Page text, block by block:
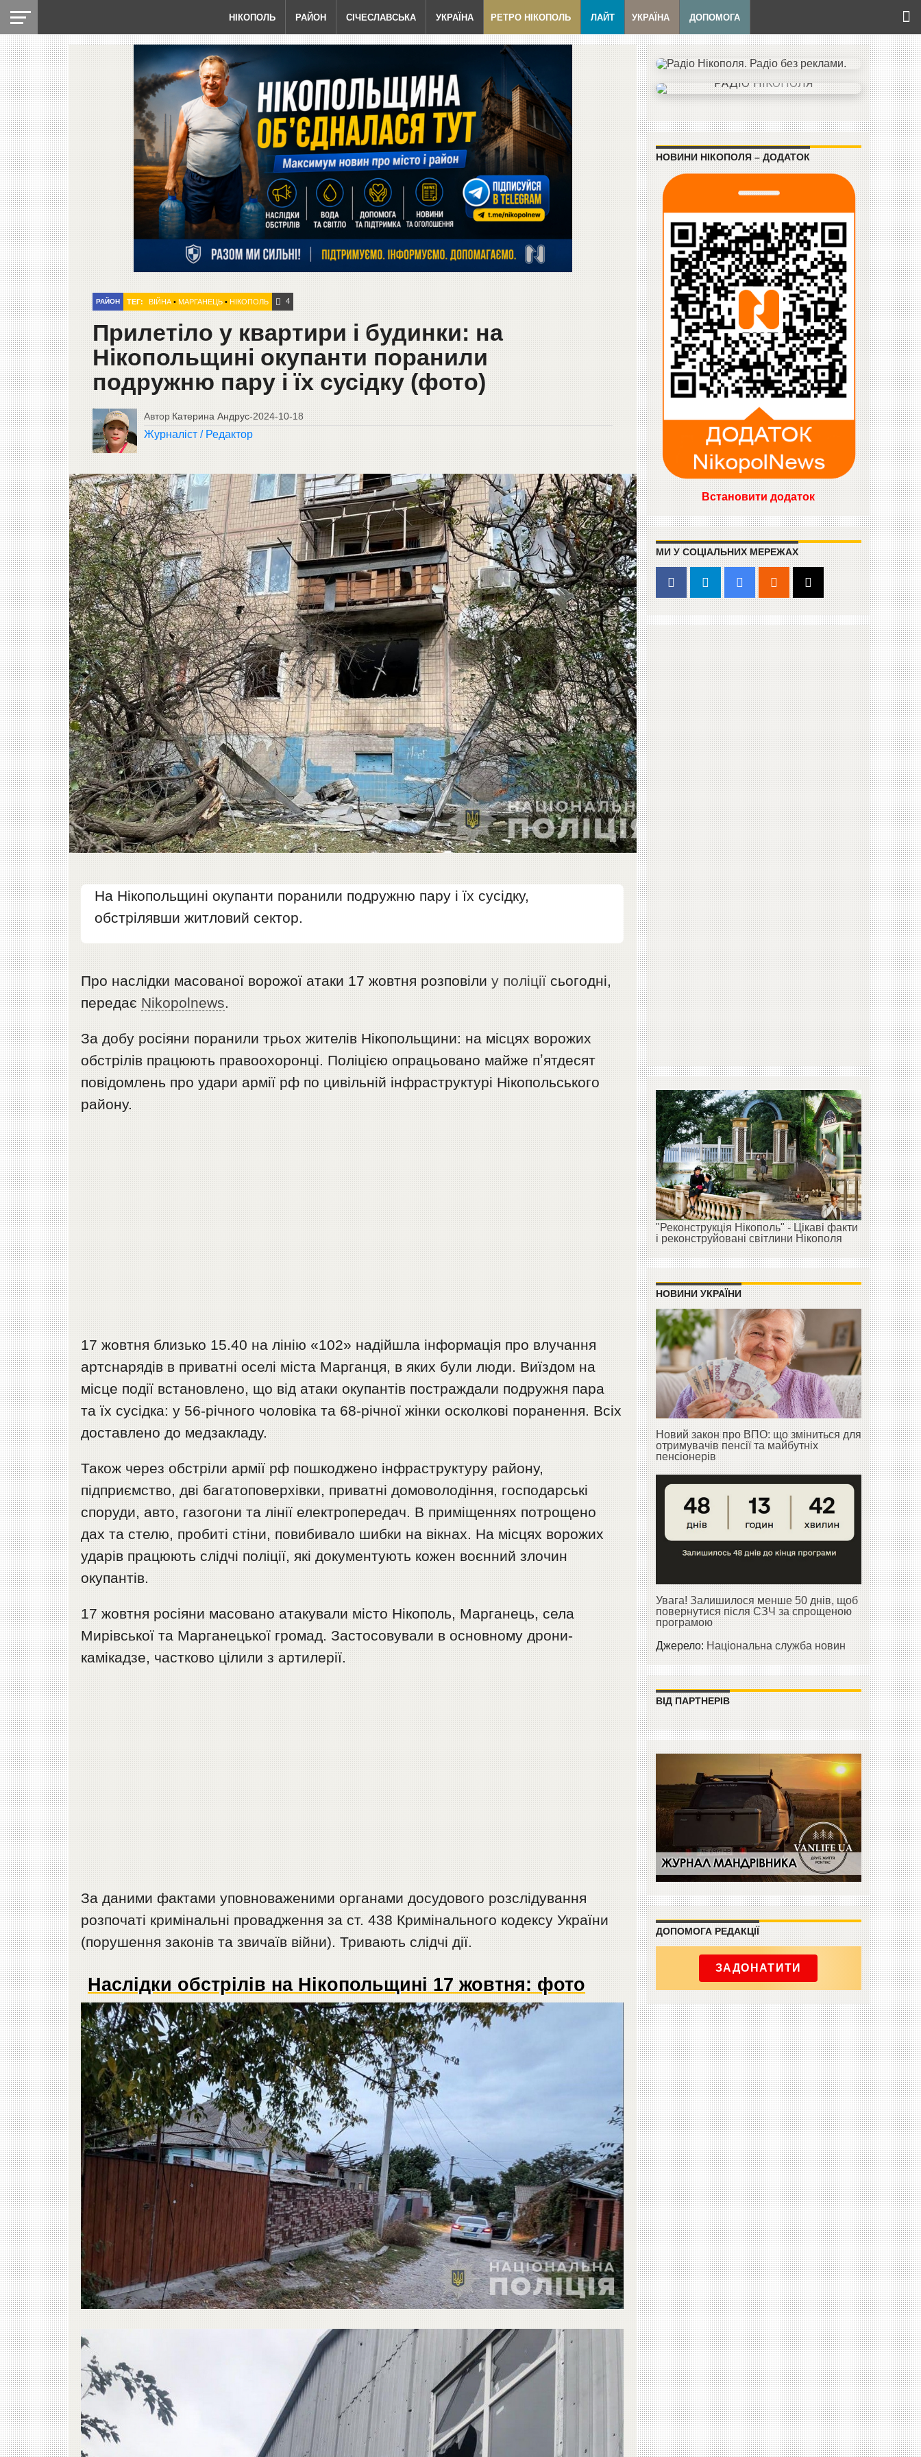
НІКОПОЛЬ РАЙОН СІЧЕСЛАВСЬКА УКРАЇНА РЕТРО НІКОПОЛЬ ЛАЙТ УКРАЇНА ДОПОМОГА
РАЙОН ТЕГ: ВІЙНА• МАРГАНЕЦЬ• НІКОПОЛЬ 4
Прилетіло у квартири і будинки: на
Нікопольщині окупанти поранили
подружню пару і їх сусідку (фото)
Автор Катерина Андрус-2024-10-18
Журналіст / Редактор
На Нікопольщині окупанти поранили подружню пару і їх сусідку,
обстрілявши житловий сектор.
Про наслідки масованої ворожої атаки 17 жовтня розповілиу поліції сьогодні,
передає Nikopolnews.
За добу росіяни поранили трьох жителів Нікопольщини: на місцях ворожих
обстрілів працюють правоохоронці. Поліцією опрацьовано майже пʼятдесят
повідомлень про удари армії рф по цивільній інфраструктурі Нікопольського
району.
17 жовтня близько 15.40 на лінію «102» надійшла інформація про влучання
артснарядів в приватні оселі міста Марганця, в яких були люди. Виїздом на
місце події встановлено, що від атаки окупантів постраждали подружня пара
та їх сусідка: у 56-річного чоловіка та 68-річної жінки осколкові поранення. Всіх
доставлено до медзакладу.
Також через обстріли армії рф пошкоджено інфраструктуру району,
підприємство, дві багатоповерхівки, приватні домоволодіння, господарські
споруди, авто, газогони та лінії електропередач. В приміщеннях потрощено
дах та стелю, пробиті стіни, повибивало шибки на вікнах. На місцях ворожих
ударів працюють слідчі поліції, які документують кожен воєнний злочин
окупантів.
17 жовтня росіяни масовано атакували місто Нікополь, Марганець, села
Мирівської та Марганецької громад. Застосовували в основному дрони-
камікадзе, частково цілили з артилерії.
За даними фактами уповноваженими органами досудового розслідування
розпочаті кримінальні провадження за ст. 438 Кримінального кодексу України
(порушення законів та звичаїв війни). Тривають слідчі дії.
Наслідки обстрілів на Нікопольщині 17 жовтня: фото
НОВИНИ НІКОПОЛЯ – ДОДАТОК
Встановити додаток
МИ У СОЦІАЛЬНИХ МЕРЕЖАХ
"Реконструкція Нікополь" - Цікаві факти
і реконструйовані світлини Нікополя
НОВИНИ УКРАЇНИ
Новий закон про ВПО: що зміниться для
отримувачів пенсії та майбутніх
пенсіонерів
Увага! Залишилося менше 50 днів, щоб
повернутися після СЗЧ за спрощеною
програмою
Джерело:Національна служба новин
ВІД ПАРТНЕРІВ
ДОПОМОГА РЕДАКЦІЇ
ЗАДОНАТИТИ